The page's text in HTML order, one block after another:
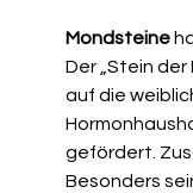
Mondsteine
Der „Stein
auf die
gefördert.
Besonders